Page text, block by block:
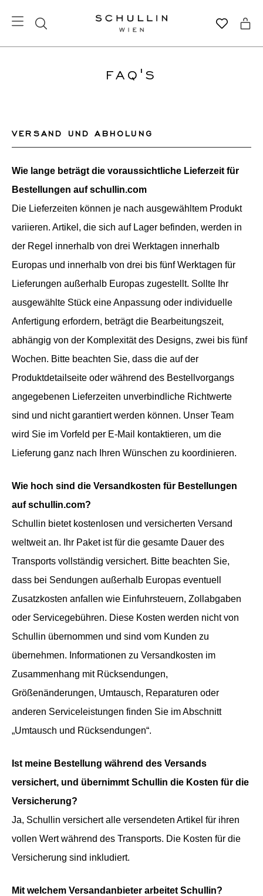
FAQ'S
VERSAND UND ABHOLUNG
Wie lange beträgt die voraussichtliche Lieferzeit für
Bestellungen auf schullin.com
Die Lieferzeiten können je nach ausgewähltem Produkt
variieren. Artikel, die sich auf Lager befinden, werden in
der Regel innerhalb von drei Werktagen innerhalb
Europas und innerhalb von drei bis fünf Werktagen für
Lieferungen außerhalb Europas zugestellt. Sollte Ihr
ausgewählte Stück eine Anpassung oder individuelle
Anfertigung erfordern, beträgt die Bearbeitungszeit,
abhängig von der Komplexität des Designs, zwei bis fünf
Wochen. Bitte beachten Sie, dass die auf der
Produktdetailseite oder während des Bestellvorgangs
angegebenen Lieferzeiten unverbindliche Richtwerte
sind und nicht garantiert werden können. Unser Team
wird Sie im Vorfeld per E-Mail kontaktieren, um die
Lieferung ganz nach Ihren Wünschen zu koordinieren.
Wie hoch sind die Versandkosten für Bestellungen
auf schullin.com?
Schullin bietet kostenlosen und versicherten Versand
weltweit an. Ihr Paket ist für die gesamte Dauer des
Transports vollständig versichert. Bitte beachten Sie,
dass bei Sendungen außerhalb Europas eventuell
Zusatzkosten anfallen wie Einfuhrsteuern, Zollabgaben
oder Servicegebühren. Diese Kosten werden nicht von
Schullin übernommen und sind vom Kunden zu
übernehmen. Informationen zu Versandkosten im
Zusammenhang mit Rücksendungen,
Größenänderungen, Umtausch, Reparaturen oder
anderen Serviceleistungen finden Sie im Abschnitt
„Umtausch und Rücksendungen“.
Ist meine Bestellung während des Versands
versichert, und übernimmt Schullin die Kosten für die
Versicherung?
Ja, Schullin versichert alle versendeten Artikel für ihren
vollen Wert während des Transports. Die Kosten für die
Versicherung sind inkludiert.
Mit welchem Versandanbieter arbeitet Schullin?